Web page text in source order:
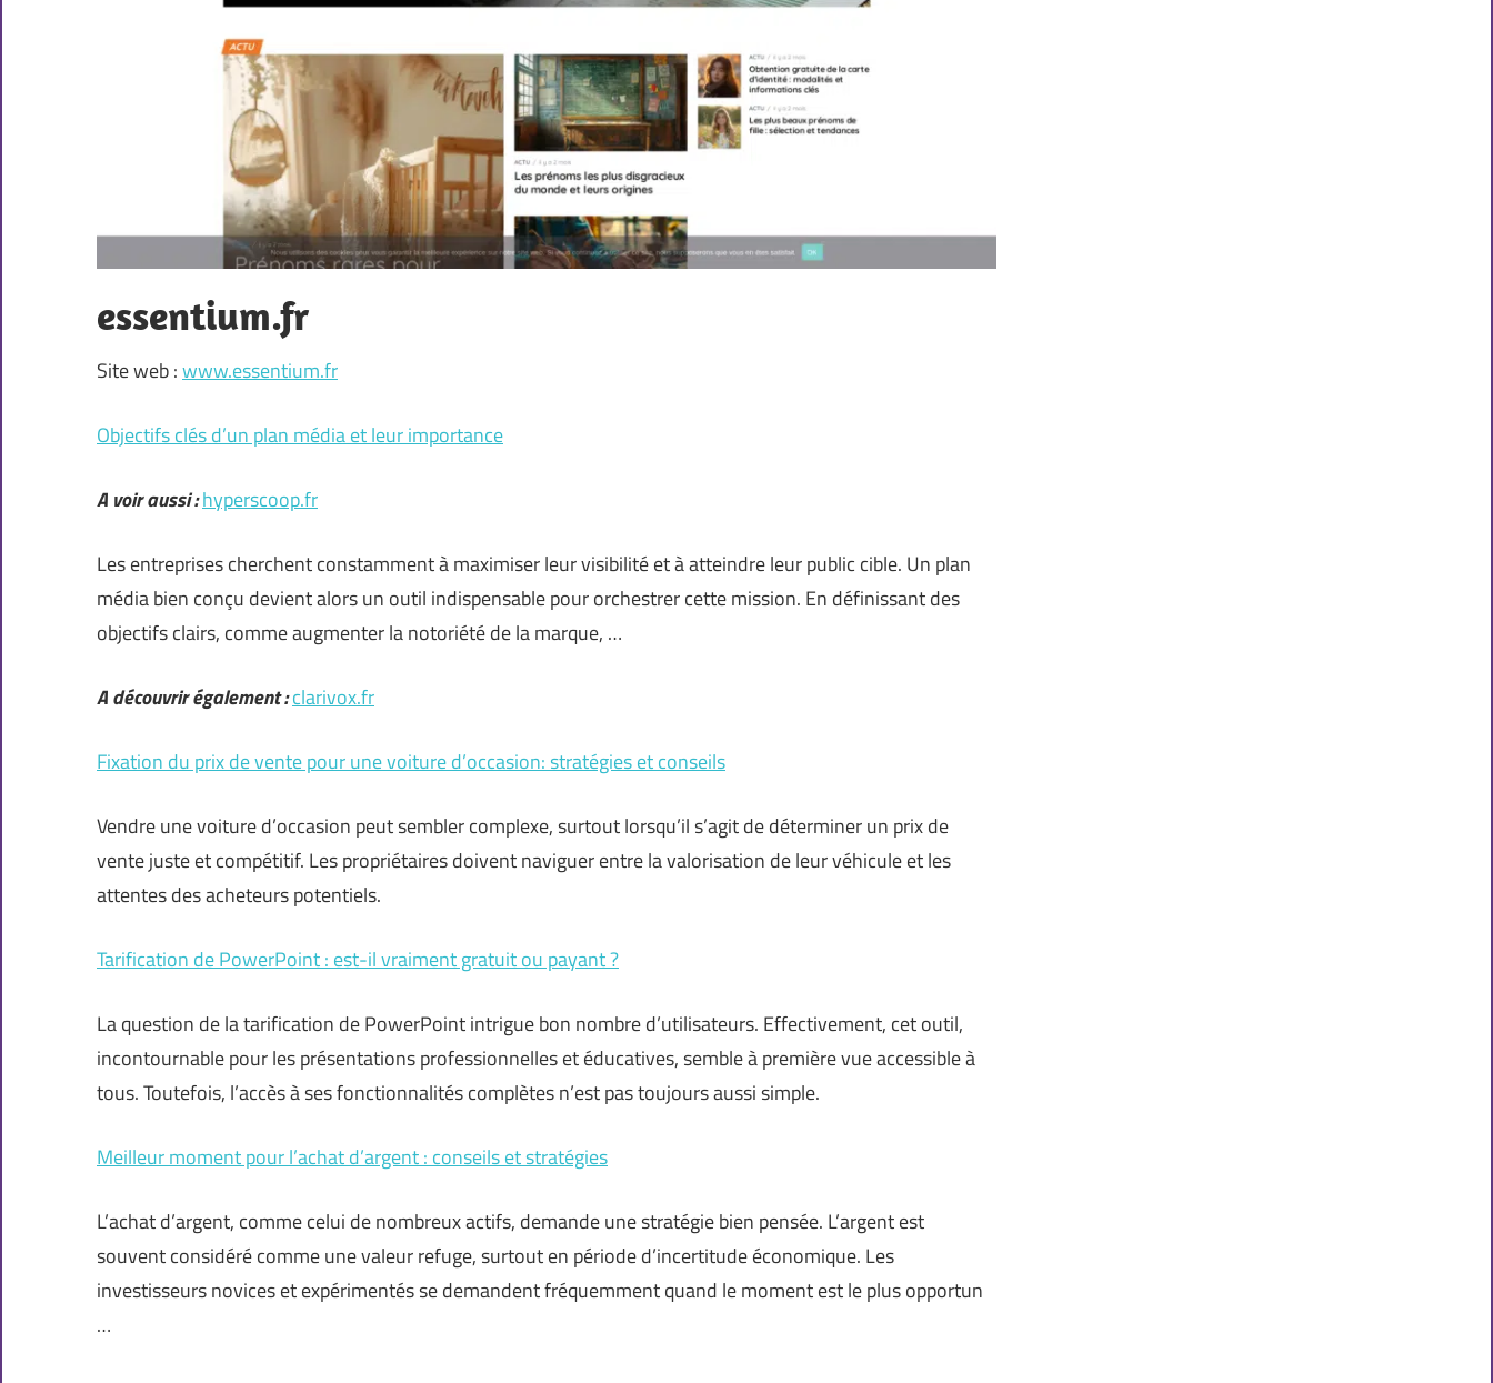
essentium.fr
Site web :www.essentium.fr
Objectifs clés d’un plan média et leur importance
A voir aussi :hyperscoop.fr
Les entreprises cherchent constamment à maximiser leur visibilité et à atteindre leur public cible. Un plan
média bien conçu devient alors un outil indispensable pour orchestrer cette mission. En définissant des
objectifs clairs, comme augmenter la notoriété de la marque, …
A découvrir également :clarivox.fr
Fixation du prix de vente pour une voiture d’occasion: stratégies et conseils
Vendre une voiture d’occasion peut sembler complexe, surtout lorsqu’il s’agit de déterminer un prix de
vente juste et compétitif. Les propriétaires doivent naviguer entre la valorisation de leur véhicule et les
attentes des acheteurs potentiels.
Tarification de PowerPoint : est-il vraiment gratuit ou payant ?
La question de la tarification de PowerPoint intrigue bon nombre d’utilisateurs. Effectivement, cet outil,
incontournable pour les présentations professionnelles et éducatives, semble à première vue accessible à
tous. Toutefois, l’accès à ses fonctionnalités complètes n’est pas toujours aussi simple.
Meilleur moment pour l’achat d’argent : conseils et stratégies
L’achat d’argent, comme celui de nombreux actifs, demande une stratégie bien pensée. L’argent est
souvent considéré comme une valeur refuge, surtout en période d’incertitude économique. Les
investisseurs novices et expérimentés se demandent fréquemment quand le moment est le plus opportun
…